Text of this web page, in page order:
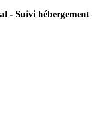
- Suivi hébergement